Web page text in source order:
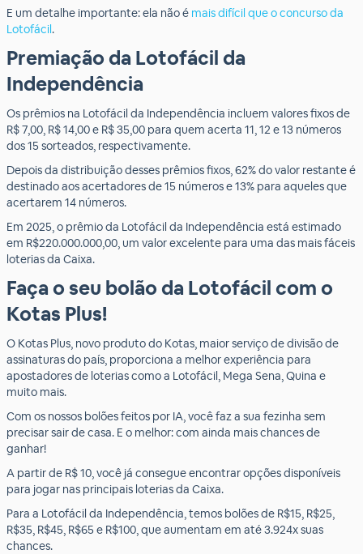
E um detalhe importante: ela não é mais difícil que o concurso da
Lotofácil.
Premiação da Lotofácil da
Independência
Os prêmios na Lotofácil da Independência incluem valores fixos de
R$ 7,00, R$ 14,00 e R$ 35,00 para quem acerta 11, 12 e 13 números
dos 15 sorteados, respectivamente.
Depois da distribuição desses prêmios fixos, 62% do valor restante é
destinado aos acertadores de 15 números e 13% para aqueles que
acertarem 14 números.
Em 2025, o prêmio da Lotofácil da Independência está estimado
em R$220.000.000,00, um valor excelente para uma das mais fáceis
loterias da Caixa.
Faça o seu bolão da Lotofácil com o
Kotas Plus!
O Kotas Plus, novo produto do Kotas, maior serviço de divisão de
assinaturas do país, proporciona a melhor experiência para
apostadores de loterias como a Lotofácil, Mega Sena, Quina e
muito mais.
Com os nossos bolões feitos por IA, você faz a sua fezinha sem
precisar sair de casa. E o melhor: com ainda mais chances de
ganhar!
A partir de R$ 10, você já consegue encontrar opções disponíveis
para jogar nas principais loterias da Caixa.
Para a Lotofácil da Independência, temos bolões de R$15, R$25,
R$35, R$45, R$65 e R$100, que aumentam em até 3.924x suas
chances.